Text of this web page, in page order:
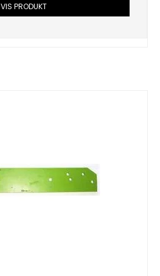
VIS PRODUKT